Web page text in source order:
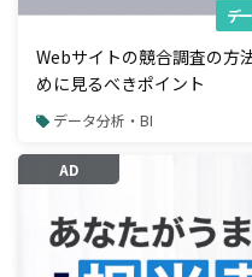
デ
Webサイトの競合調査の方
めに見るべきポイント
データ分析・BI
AD